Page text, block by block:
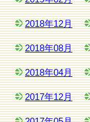
2018年12月
2018年08月
2018年04月
2017年12月